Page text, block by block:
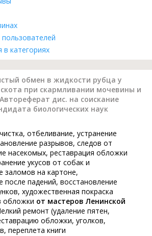
в категориях
обмен в жидкости рубца у
скота при скармливании мочевины и
дис. на соискание
биологических наук
отбеливание, устранение
разрывов, следов от
насекомых, реставрация обложки
укусов от собак и
заломов на картоне,
после падений, восстановление
художественная покраска
обложки от мастеров Ленинской
ремонт (удаление пятен,
обложки, уголков,
переплета книги